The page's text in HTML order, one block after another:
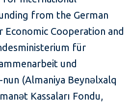
from the German
Cooperation and
für
und
(Almaniya Beynəlxalq
Kassaları Fondu,